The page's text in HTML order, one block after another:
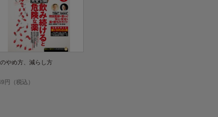
やめ方、減らし方
円（税込）